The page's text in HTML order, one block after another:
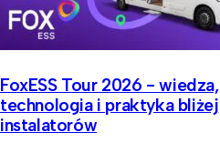
FoxESS Tour 2026 - wiedza,
technologia i praktyka bliżej
instalatorów